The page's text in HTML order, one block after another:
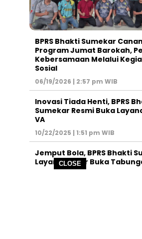
CLOSE
BPRS Bhakti Sumekar
Program Jumat Barokah,
Kebersamaan Melalui
Sosial
06/19/2026 | 2:57 pm WIB
Inovasi Tiada Henti, BPRS
Sumekar Resmi Buka
VA
10/22/2025 | 1:51 pm WIB
Jemput Bola, BPRS Bhakti
Layani Pelajar Buka